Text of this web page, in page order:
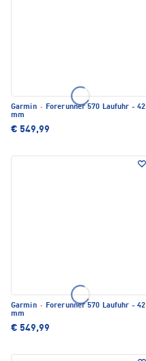
Garmin · Forerunner 570 Laufuhr - 42
mm
€ 549,99
Garmin · Forerunner 570 Laufuhr - 42
mm
€ 549,99